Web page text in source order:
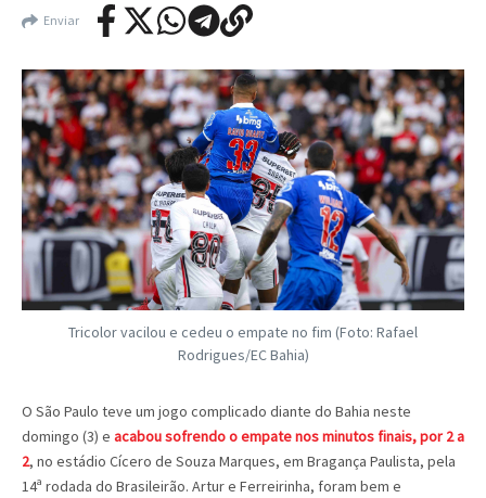
Enviar
Tricolor vacilou e cedeu o empate no fim (Foto: Rafael
Rodrigues/EC Bahia)
O São Paulo teve um jogo complicado diante do Bahia neste
domingo (3) e acabou sofrendo o empate nos minutos finais, por 2 a
2, no estádio Cícero de Souza Marques, em Bragança Paulista, pela
14ª rodada do Brasileirão. Artur e Ferreirinha, foram bem e